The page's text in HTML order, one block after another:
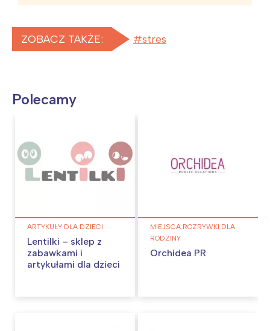
ZOBACZ TAKŻE: stres
Polecamy
ARTYKUŁY DLA DZIECI
Lentilki – sklep z
zabawkami i
artykułami dla dzieci
MIEJSCA ROZRYWKI DLA
RODZINY
Orchidea PR